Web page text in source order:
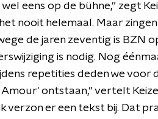
eens op de bühne,” zegt
nooit helemaal. Maar zingen
de jaren zeventig is BZN
is nodig. Nog
repetities deden we voor
Amour' ontstaan,” vertelt
verzon er een tekst bij. Dat